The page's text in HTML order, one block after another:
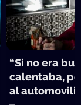
“Si no era
calentaba,
al